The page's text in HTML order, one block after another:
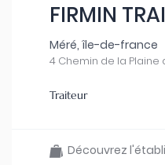
FIRMIN
Méré, île-de-france
4 Chemin de la Plaine
Traiteur
Découvrez